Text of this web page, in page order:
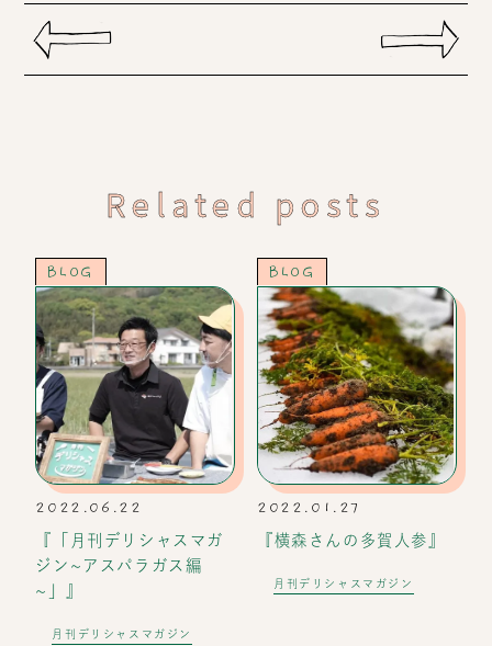
Related posts
BLOG
2022.06.22
『「月刊デリシャスマガ
ジン~アスパラガス編
~」』
月刊デリシャスマガジン
BLOG
2022.01.27
『横森さんの多賀人参』
月刊デリシャスマガジン